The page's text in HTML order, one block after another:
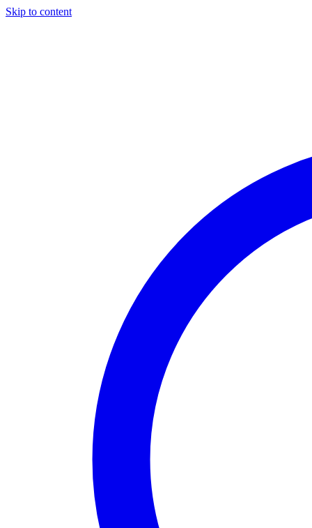
Skip to content